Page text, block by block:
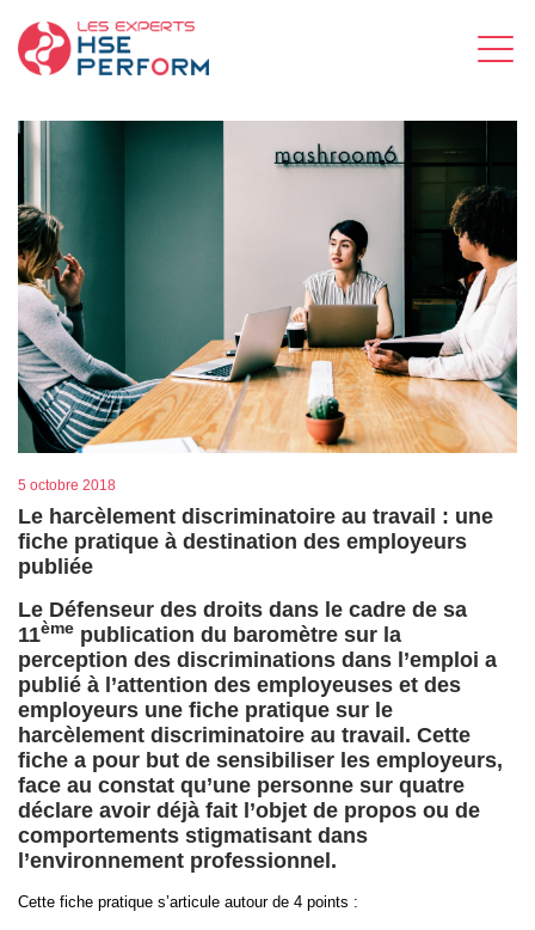
5 octobre 2018
Le harcèlement discriminatoire au travail : une
fiche pratique à destination des employeurs
publiée
Le Défenseur des droits dans le cadre de sa
11ème publication du baromètre sur la
perception des discriminations dans l’emploi a
publié à l’attention des employeuses et des
employeurs une fiche pratique sur le
harcèlement discriminatoire au travail. Cette
fiche a pour but de sensibiliser les employeurs,
face au constat qu’une personne sur quatre
déclare avoir déjà fait l’objet de propos ou de
comportements stigmatisant dans
l’environnement professionnel.
Cette fiche pratique s’articule autour de 4 points :